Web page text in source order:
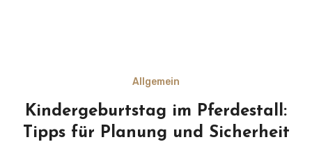
Allgemein
Kindergeburtstag im Pferdestall:
Tipps für Planung und Sicherheit